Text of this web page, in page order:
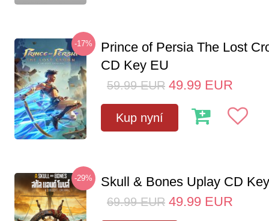
-17%
Prince of Persia The Lost
CD Key EU
59.99 EUR 49.99 EUR
Kup nyní
-29% Skull & Bones Uplay CD
69.99 EUR 49.99 EUR